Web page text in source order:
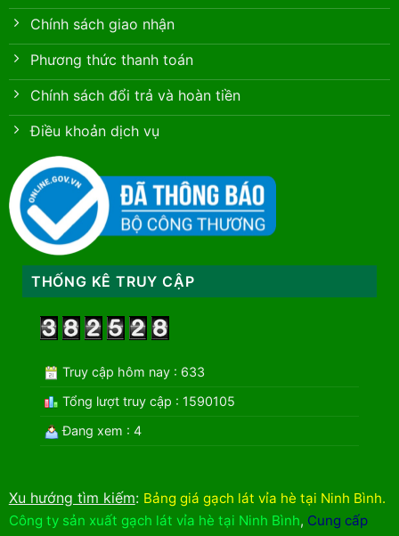
Chính sách giao nhận
Phương thức thanh toán
Chính sách đổi trả và hoàn tiền
Điều khoản dịch vụ
THỐNG KÊ TRUY CẬP
Truy cập hôm nay : 633
Tổng lượt truy cập : 1590105
Đang xem : 4
Xu hướng tìm kiếm: Bảng giá gạch lát vỉa hè tại Ninh Bình.
Công ty sản xuất gạch lát vỉa hè tại Ninh Bình, Cung cấp